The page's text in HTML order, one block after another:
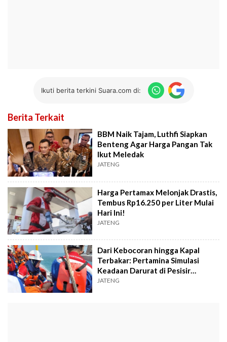
Ikuti berita terkini Suara.com di:
Berita Terkait
BBM Naik Tajam, Luthfi Siapkan
Benteng Agar Harga Pangan Tak
Ikut Meledak
JATENG
Harga Pertamax Melonjak Drastis,
Tembus Rp16.250 per Liter Mulai
Hari Ini!
JATENG
Dari Kebocoran hingga Kapal
Terbakar: Pertamina Simulasi
Keadaan Darurat di Pesisir
Semarang
JATENG